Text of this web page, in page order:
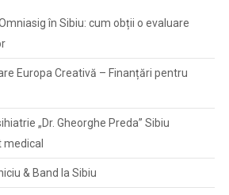
în Sibiu: cum obții o evaluare
Europa Creativă – Finanțări pentru
„Dr. Gheorghe Preda” Sibiu
& Band la Sibiu